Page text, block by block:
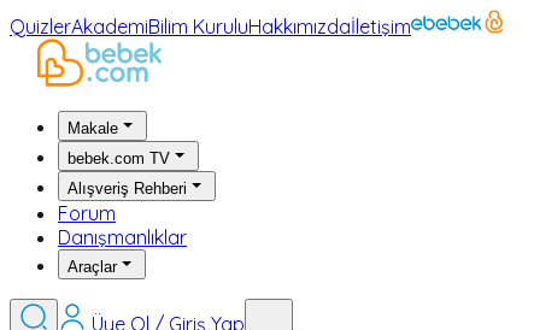
QuizlerAkademiBilim KuruluHakkımızdaİletişim
Makale
bebek.com TV
Alışveriş Rehberi
Forum
Danışmanlıklar
Araçlar
Üye Ol / Giriş Yap